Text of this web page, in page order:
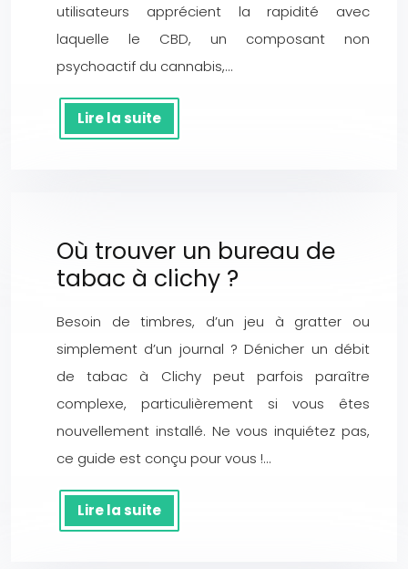
utilisateurs apprécient la rapidité avec
laquelle le CBD, un composant non
psychoactif du cannabis,…
Lire la suite
Où trouver un bureau de
tabac à clichy ?
Besoin de timbres, d’un jeu à gratter ou
simplement d’un journal ? Dénicher un débit
de tabac à Clichy peut parfois paraître
complexe, particulièrement si vous êtes
nouvellement installé. Ne vous inquiétez pas,
ce guide est conçu pour vous !…
Lire la suite